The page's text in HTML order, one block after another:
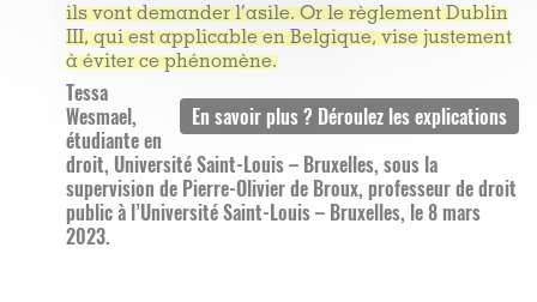
ils vont demander l’asile. Or le règlement Dublin
III, qui est applicable en Belgique, vise justement
à éviter ce phénomène.
Tessa
Wesmael,
étudiante en
droit, Université Saint-Louis – Bruxelles, sous la
supervision de Pierre-Olivier de Broux, professeur de droit
public à l’Université Saint-Louis – Bruxelles, le 8 mars
2023.